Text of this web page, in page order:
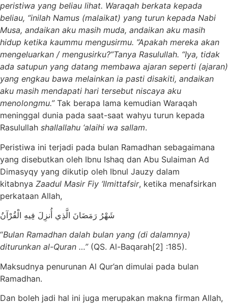
peristiwa yang beliau lihat. Waraqah berkata kepada
beliau, “inilah Namus (malaikat) yang turun kepada Nabi
Musa, andaikan aku masih muda, andaikan aku masih
hidup ketika kaummu mengusirmu. ”Apakah mereka akan
mengeluarkan / mengusirku?”Tanya Rasulullah. “Iya, tidak
ada satupun yang datang membawa ajaran seperti (ajaran)
yang engkau bawa melainkan ia pasti disakiti, andaikan
aku masih mendapati hari tersebut niscaya aku
menolongmu.”Tak berapa lama kemudian Waraqah
meninggal dunia pada saat-saat wahyu turun kepada
Rasulullah shallallahu ‘alaihi wa sallam.
Peristiwa ini terjadi pada bulan Ramadhan sebagaimana
yang disebutkan oleh Ibnu Ishaq dan Abu Sulaiman Ad
Dimasyqy yang dikutip oleh Ibnul Jauzy dalam
kitabnya Zaadul Masir Fiy ‘Ilmittafsir, ketika menafsirkan
perkataan Allah,
شَهْرُ رَمَضَانَ الَّذِي أُنزِلَ فِيهِ الْقُرْآنُ
“Bulan Ramadhan dalah bulan yang (di dalamnya)
diturunkan al-Quran …” (QS. Al-Baqarah[2] :185).
Maksudnya penurunan Al Qur’an dimulai pada bulan
Ramadhan.
Dan boleh jadi hal ini juga merupakan makna firman Allah,